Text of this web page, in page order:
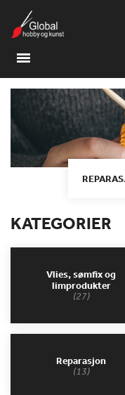
KATEGORIER
Vlies, sømfix og
limprodukter
(27)
Reparasjon
(13)